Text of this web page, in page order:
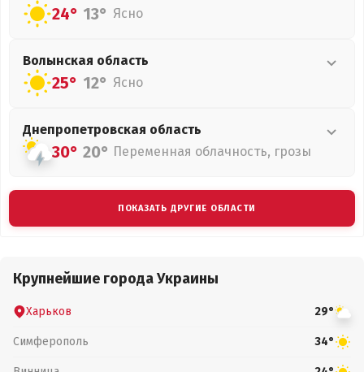
24° 13° Ясно
Волынская область
25° 12° Ясно
Днепропетровская область
30° 20° Переменная облачность, грозы
ПОКАЗАТЬ ДРУГИЕ ОБЛАСТИ
Крупнейшие города Украины
Харьков 29°
Симферополь 34°